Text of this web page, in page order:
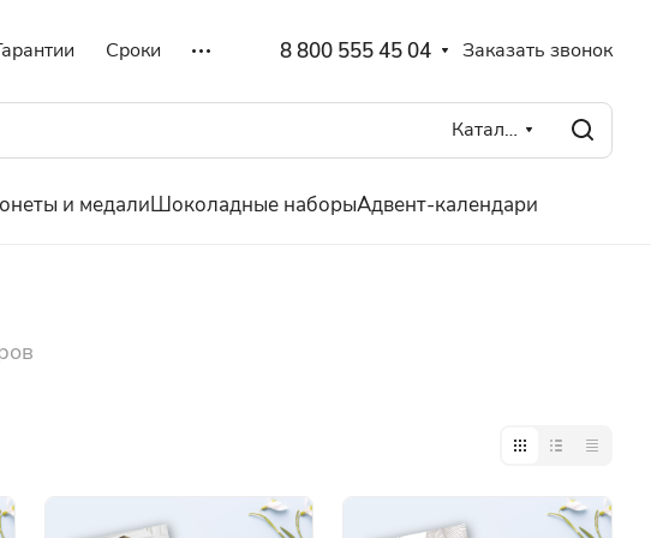
Сроки 8 800 555 45 04 Заказать звонок
Каталог
и медалиШоколадные наборыАдвент-календари